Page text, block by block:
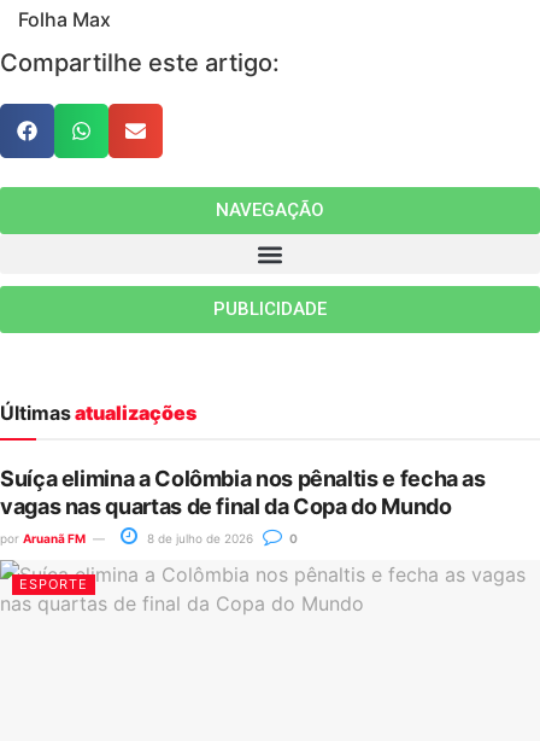
Folha Max
Compartilhe este artigo:
NAVEGAÇÃO
PUBLICIDADE
Últimasatualizações
Suíça elimina a Colômbia nos pênaltis e fecha as
vagas nas quartas de final da Copa do Mundo
por Aruanã FM 8 de julho de 2026 0
ESPORTE